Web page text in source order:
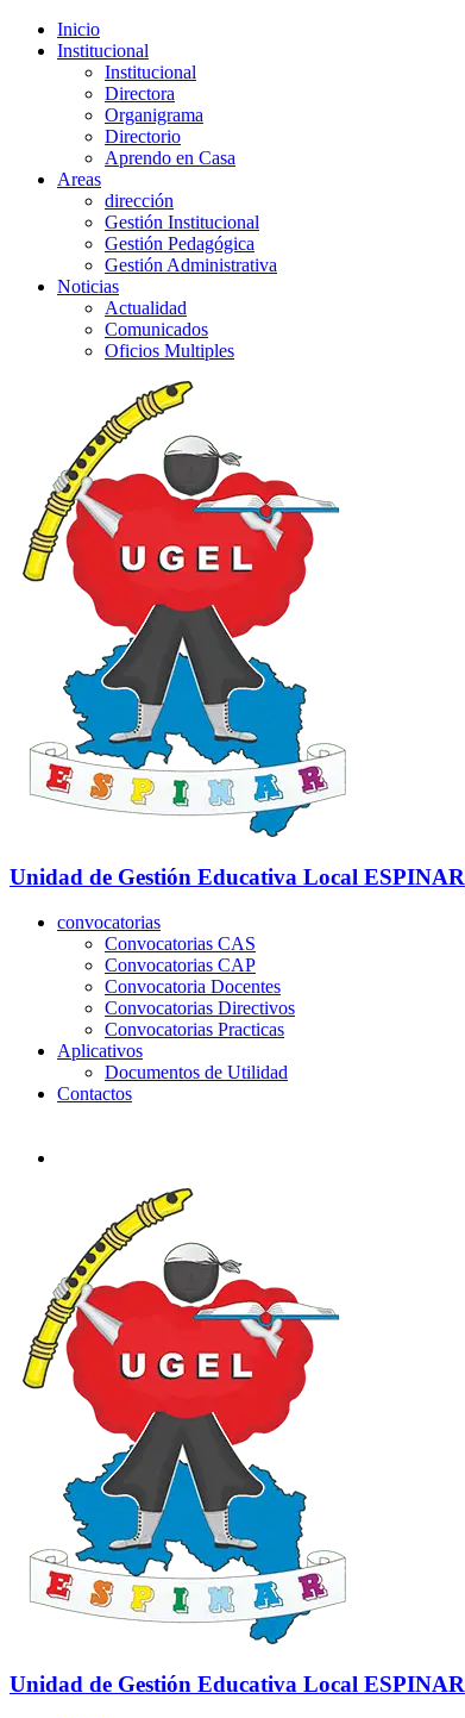
Inicio
Institucional
Institucional
Directora
Organigrama
Directorio
Aprendo en Casa
Areas
dirección
Gestión Institucional
Gestión Pedagógica
Gestión Administrativa
Noticias
Actualidad
Comunicados
Oficios Multiples
Unidad de Gestión Educativa Local ESPINAR
convocatorias
Convocatorias CAS
Convocatorias CAP
Convocatoria Docentes
Convocatorias Directivos
Convocatorias Practicas
Aplicativos
Documentos de Utilidad
Contactos
Unidad de Gestión Educativa Local ESPINAR